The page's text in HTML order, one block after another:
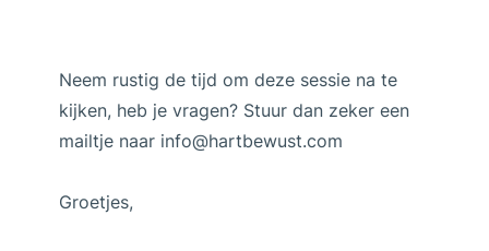
Neem rustig de tijd om deze sessie na te
kijken, heb je vragen? Stuur dan zeker een
mailtje naar info@hartbewust.com
Groetjes,